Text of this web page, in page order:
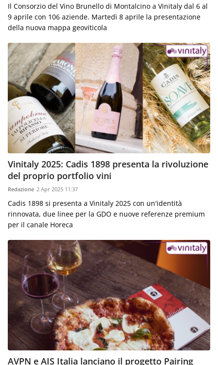
Il Consorzio del Vino Brunello di Montalcino a Vinitaly dal 6 al
9 aprile con 106 aziende. Martedì 8 aprile la presentazione
della nuova mappa geoviticola
Vinitaly 2025: Cadis 1898 presenta la rivoluzione
del proprio portfolio vini
Redazione 2 Apr 2025 11:37
Cadis 1898 si presenta a Vinitaly 2025 con un'identità
rinnovata, due linee per la GDO e nuove referenze premium
per il canale Horeca
AVPN e AIS Italia lanciano il progetto Pairing